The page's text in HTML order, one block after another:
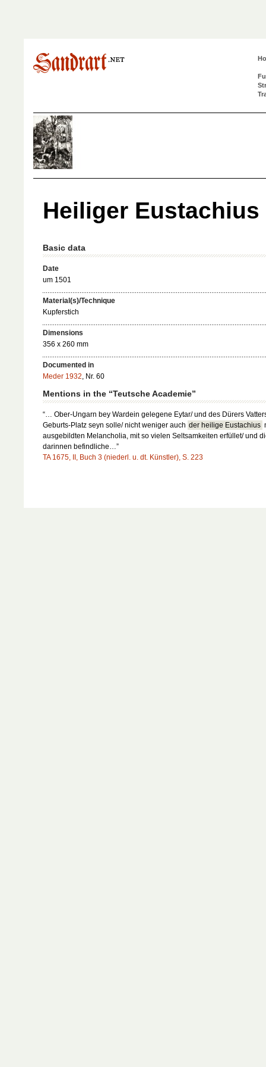
Heiliger Eustachius
Basic data
Date
um 1501
Material(s)/Technique
Kupferstich
Dimensions
356 x 260 mm
Documented in
Meder 1932 , Nr. 60
Mentions in the “Teutsche Academie”
“… Ober-Ungarn bey Wardein gelegene Eytar/ und des Dürers
Geburts-Platz seyn solle/ nicht weniger auch der heilige Eustachius
ausgebildten Melancholia, mit so vielen Seltsamkeiten erfüllet/ und
darinnen befindliche…”
TA 1675, II, Buch 3 (niederl. u. dt. Künstler), S. 223